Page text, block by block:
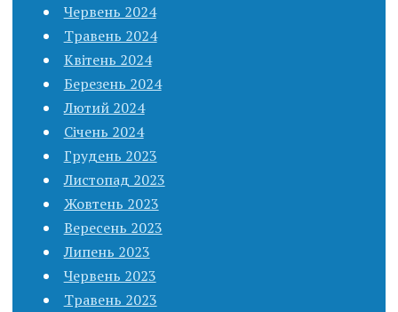
Червень 2024
Травень 2024
Квітень 2024
Березень 2024
Лютий 2024
Січень 2024
Грудень 2023
Листопад 2023
Жовтень 2023
Вересень 2023
Липень 2023
Червень 2023
Травень 2023